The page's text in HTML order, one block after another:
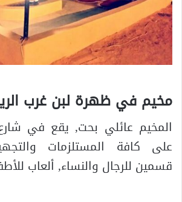
مخيم في ظهرة لبن غرب
المخيم عائلي بحت, يقع في
على كافة المستلزمات
قسمين للرجال والنساء, ألعاب